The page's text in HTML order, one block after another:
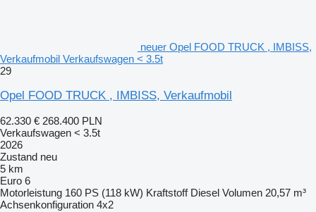
neuer Opel FOOD TRUCK , IMBISS,
Verkaufmobil Verkaufswagen < 3.5t
29
Opel FOOD TRUCK , IMBISS, Verkaufmobil
62.330 € 268.400 PLN
Verkaufswagen < 3.5t
2026
Zustand neu
5 km
Euro 6
Motorleistung 160 PS (118 kW) Kraftstoff Diesel Volumen 20,57 m³
Achsenkonfiguration 4x2